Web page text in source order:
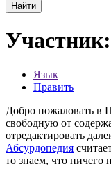
Найти
Язык
Править
Добро пожаловать в
свободную от
отредактировать
Абсурдопедия
то знаем, что ничего